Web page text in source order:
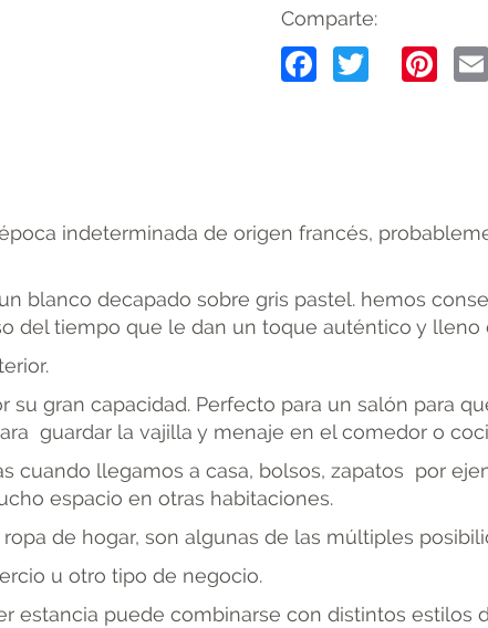
Comparte:
Facebook
Twitter
indeterminada de origen francés,
blanco decapado sobre gris pastel. hemos
del tiempo que le dan un toque auténtico y
gran capacidad. Perfecto para un salón para
guardar la vajilla y menaje en el comedor o
cuando llegamos a casa, bolsos, zapatos por
espacio en otras habitaciones.
de hogar, son algunas de las múltiples
u otro tipo de negocio.
estancia puede combinarse con distintos estilos